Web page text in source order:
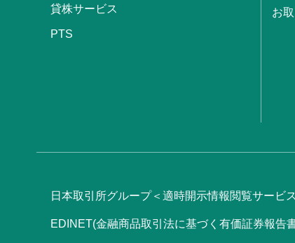
貸株サービス
PTS
お
日本取引所グループ＜適時開示情報閲覧サービ
EDINET(金融商品取引法に基づく有価証券報告